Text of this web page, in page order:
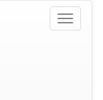
Toggle